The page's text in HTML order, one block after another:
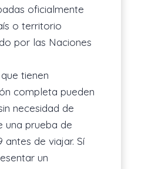
oficialmente
o territorio
por las Naciones
tienen
completa pueden
necesidad de
una prueba de
antes de viajar. Sí
un